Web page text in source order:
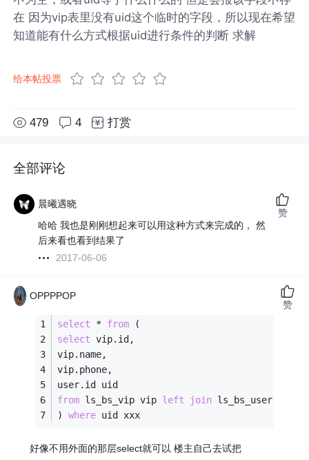
在 因为vip表里没有uid这个临时的字段，所以现在希望
知道能有什么方式根据uid进行条件的判断 求解
给本帖投票
479 4 打赏
全部评论
晨曦遇晓
哈哈 我也是刚刚想起来可以用这种方式来完成的，
然
后来看也看到结果了
2017-06-06
赞
OPPPPOP
select * from (
select vip.id,
vip.name,
vip.phone,
user.id uid
from ls_bs_vip vip left join ls_bs_user
) where uid xxx
好像不用外面的那层select就可以 楼主自己去试把
赞